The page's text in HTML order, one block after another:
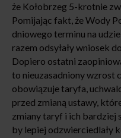
że Kołobrzeg 5-krotnie
Pomijając fakt, że Wody
dniowego terminu na
razem odsyłały wniosek
Dopiero ostatni
to nieuzasadniony wzrost
obowiązuje taryfa,
przed zmianą ustawy,
zmiany taryf i ich bardziej
by lepiej odzwierciedlały